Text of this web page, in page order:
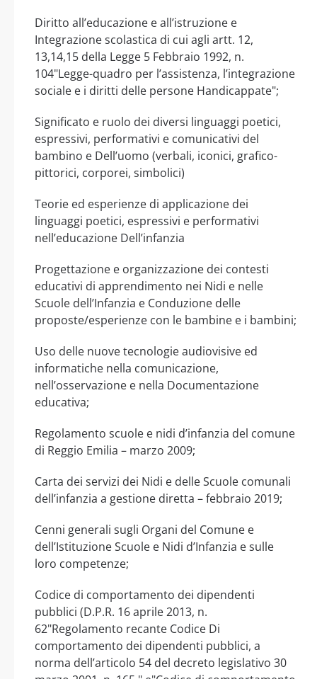
Diritto all’educazione e all’istruzione e
Integrazione scolastica di cui agli artt. 12,
13,14,15 della Legge 5 Febbraio 1992, n.
104"Legge-quadro per l’assistenza, l’integrazione
sociale e i diritti delle persone Handicappate";
Significato e ruolo dei diversi linguaggi poetici,
espressivi, performativi e comunicativi del
bambino e Dell’uomo (verbali, iconici, grafico-
pittorici, corporei, simbolici)
Teorie ed esperienze di applicazione dei
linguaggi poetici, espressivi e performativi
nell’educazione Dell’infanzia
Progettazione e organizzazione dei contesti
educativi di apprendimento nei Nidi e nelle
Scuole dell’Infanzia e Conduzione delle
proposte/esperienze con le bambine e i bambini;
Uso delle nuove tecnologie audiovisive ed
informatiche nella comunicazione,
nell’osservazione e nella Documentazione
educativa;
Regolamento scuole e nidi d’infanzia del comune
di Reggio Emilia – marzo 2009;
Carta dei servizi dei Nidi e delle Scuole comunali
dell’infanzia a gestione diretta – febbraio 2019;
Cenni generali sugli Organi del Comune e
dell’Istituzione Scuole e Nidi d’Infanzia e sulle
loro competenze;
Codice di comportamento dei dipendenti
pubblici (D.P.R. 16 aprile 2013, n.
62"Regolamento recante Codice Di
comportamento dei dipendenti pubblici, a
norma dell’articolo 54 del decreto legislativo 30